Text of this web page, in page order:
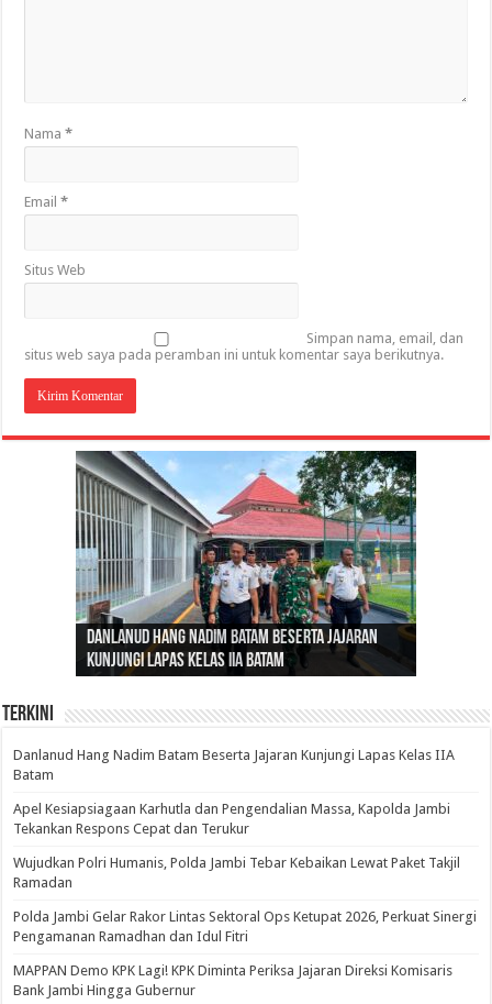
Nama*
Email*
Situs Web
Simpan nama, email, dan
situs web saya pada peramban ini untuk komentar saya berikutnya.
Danlanud Hang Nadim Batam Beserta Jajaran
Kunjungi Lapas Kelas IIA Batam
Silaturahmi dan Reses Komite I DPD RI di Polda
Jambi Bahas Sinergitas Penanganan Narkotika
Gubernur Al Haris: Lomba Cerdas Cermat Sarana
Edukasi Pembentukan Karakter Generasi
Penerus
Gubernur Al Haris Dorong Koperasi Merah Putih
Cepat Beroperasi Agar Bisa Layani Masyarakat
Penuhi Kebutuhannya
Sosok Fenomenal yang Menggetarkan
Nusantara: Ratu Wangsa, Wanita Berkelas
dengan Pengaruh Internasional
Terkini
Danlanud Hang Nadim Batam Beserta Jajaran Kunjungi Lapas Kelas IIA
Batam
Apel Kesiapsiagaan Karhutla dan Pengendalian Massa, Kapolda Jambi
Tekankan Respons Cepat dan Terukur
Wujudkan Polri Humanis, Polda Jambi Tebar Kebaikan Lewat Paket Takjil
Ramadan
Polda Jambi Gelar Rakor Lintas Sektoral Ops Ketupat 2026, Perkuat Sinergi
Pengamanan Ramadhan dan Idul Fitri
‎MAPPAN Demo KPK Lagi! KPK Diminta Periksa Jajaran Direksi Komisaris
Bank Jambi Hingga Gubernur ‎